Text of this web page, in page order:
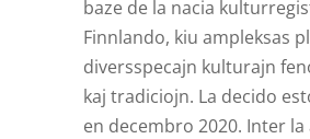
baze de la nacia
Finnlando, kiu ampleksas
diversspecajn kulturajn
kaj tradiciojn. La decido
en decembro 2020. Inter